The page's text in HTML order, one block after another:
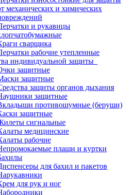
механических и химических
и рукавицы
сварщика
рабочие утепленные
индивидуальной защиты
защитные
защитные
защиты органов дыхания
защитные
противошумные (беруши)
защитные
сигнальные
медицинские
рабочие
плащи и куртки
для бахил и пакетов
для рук и ног